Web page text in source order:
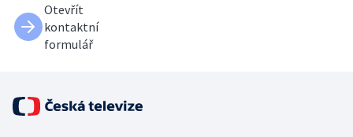
Otevřít
kontaktní
formulář